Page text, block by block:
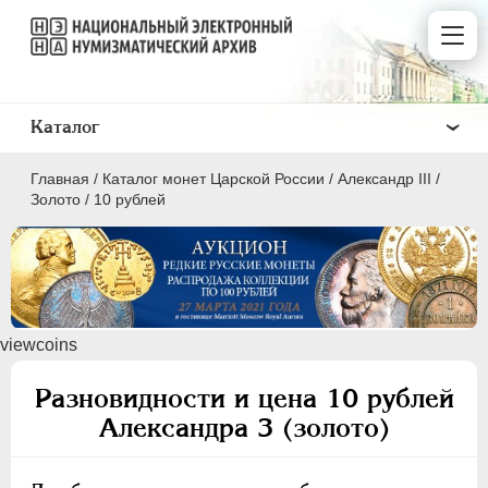
Главная / Каталог монет Царской России / Александр III /
Золото / 10 рублей
viewcoins
Разновидности и цена 10 рублей
Александра 3 (золото)
Каталог
ПEТР I 1699 - 1725
ЕКАТЕРИНА I
АННА ИОАННОВНА 1730-1740
ИОАНН АНТОНОВИЧ 1740-1741